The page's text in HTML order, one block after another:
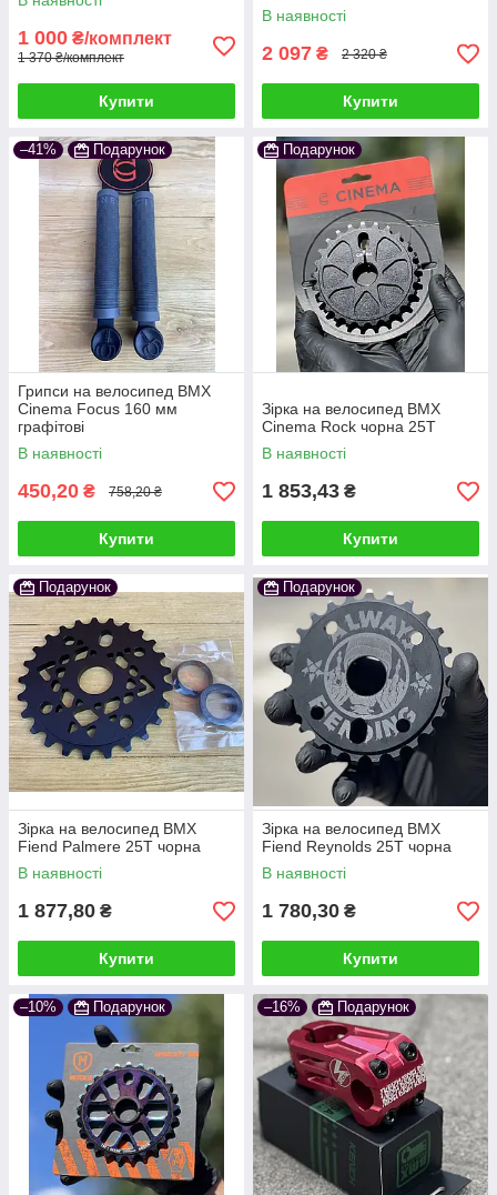
1 000 ₴/комплект
1 370 ₴/комплект
Купити
В наявності
2 097 ₴ 2 320 ₴
Купити
–41% Подарунок
Грипси на велосипед BMX
Cinema Focus 160 мм
графітові
В наявності
450,20 ₴ 758,20 ₴
Купити
Подарунок
Зірка на велосипед BMX
Cinema Rock чорна 25T
В наявності
1 853,43 ₴
Купити
Подарунок
Зірка на велосипед BMX
Fiend Palmere 25T чорна
В наявності
1 877,80 ₴
Купити
Подарунок
Зірка на велосипед BMX
Fiend Reynolds 25T чорна
В наявності
1 780,30 ₴
Купити
–10% Подарунок –16% Подарунок